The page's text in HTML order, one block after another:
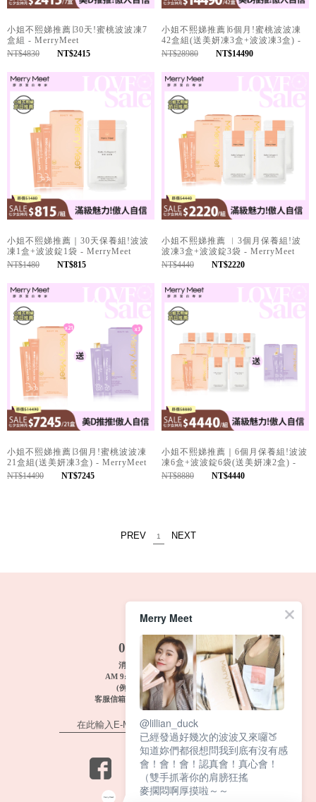
小姐不熙娣推薦∣30天!蜜桃波波凍7
盒組 - MerryMeet
NT$4830
NT$2415
小姐不熙娣推薦∣6個月!蜜桃波波凍
42盒組(送美妍凍3盒+波波凍3盒) -
MerryMeet
NT$28980 NT$14490
小姐不熙娣推薦｜30天保養組!波波
凍1盒+波波錠1袋 - MerryMeet
NT$1480
NT$815
小姐不熙娣推薦 ︱3個月保養組!波
波凍3盒+波波錠3袋 - MerryMeet
NT$4440
NT$2220
小姐不熙娣推薦∣3個月!蜜桃波波凍
21盒組(送美妍凍3盒) - MerryMeet
NT$14490
NT$7245
小姐不熙娣推薦｜6個月保養組!波波
凍6盒+波波錠6袋(送美妍凍2盒) -
MerryMeet
NT$8880 NT$4440
PREV 1 NEXT
0800-033-033
消費者服務: 週一~週五
AM 9:00~12:00 PM 1:00~6:00
(例假日及國定假期休息)
客服信箱 :
merrymeet@dcbio.com.tw
Merry Meet
@lillian_duck
已經發過好幾次的波波又來囉🍑
知道妳們都很想問我到底有沒有感
會！會！會！認真會！真心會！
（雙手抓著你的肩膀狂搖
麥擱悶啊厚摸啦～～